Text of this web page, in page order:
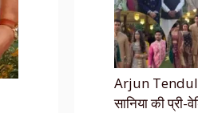
Arjun
सानिया की